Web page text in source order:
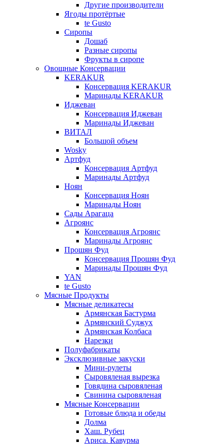
Другие производители
Ягоды протёртые
te Gusto
Сиропы
Дошаб
Разные сиропы
Фрукты в сиропе
Овощные Консервации
KERAKUR
Консервация KERAKUR
Маринады KERAKUR
Иджеван
Консервация Иджеван
Маринады Иджеван
ВИТАЛ
Большой объем
Wosky
Артфуд
Консервация Артфуд
Маринады Артфуд
Ноян
Консервация Ноян
Маринады Ноян
Сады Арагаца
Агроянс
Консервация Агроянс
Маринады Агроянс
Прошян Фуд
Консервация Прошян Фуд
Маринады Прошян Фуд
YAN
te Gusto
Мясные Продукты
Мясные деликатесы
Армянская Бастурма
Армянский Суджух
Армянская Колбаса
Нарезки
Полуфабрикаты
Эксклюзивные закуски
Мини-рулеты
Сыровяленая вырезка
Говядина сыровяленая
Свинина сыровяленая
Мясные Консервации
Готовые блюда и обеды
Долма
Хаш. Рубец
Ариса. Кавурма